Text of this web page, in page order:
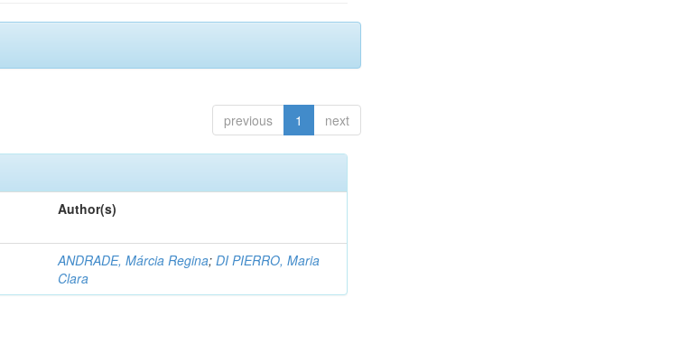
previous 1 next
Author(s)
ANDRADE, Márcia Regina; DI PIERRO, Maria
Clara